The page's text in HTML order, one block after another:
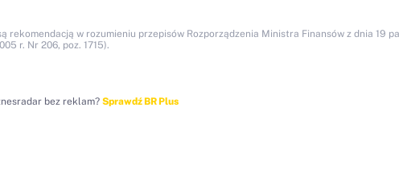
w rozumieniu przepisów Rozporządzenia Ministra Finansów z dnia 19
r. Nr 206, poz. 1715).
bez reklam? Sprawdź BR Plus